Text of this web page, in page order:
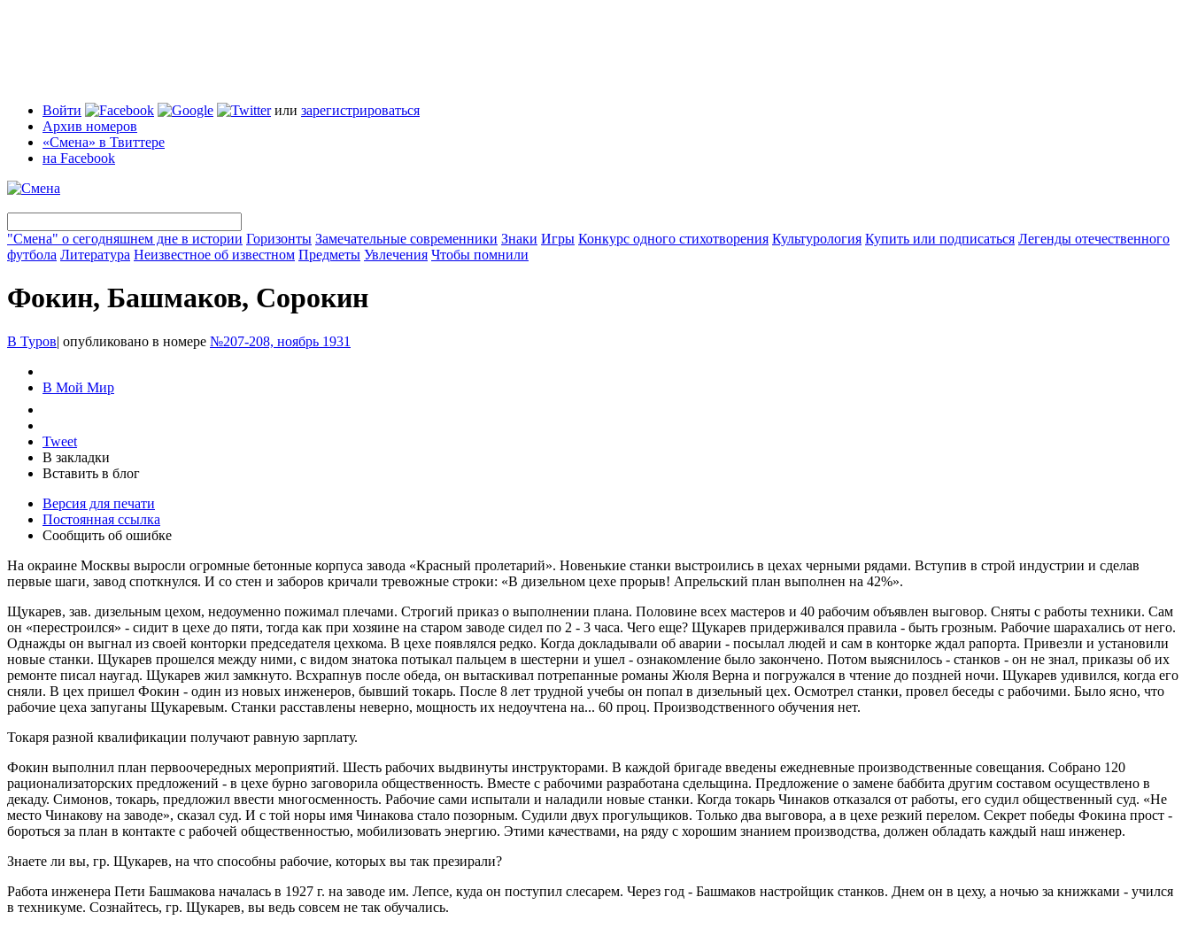
Войти или зарегистрироваться
Архив номеров
«Смена» в Твиттере
на Facebook
"Смена" о сегодняшнем дне в истории Горизонты Замечательные современники Знаки Игры Конкурс одного стихотворения Культурология Купить или подписаться Легенды отечественного
футбола Литература Неизвестное об известном Предметы Увлечения Чтобы помнили
Фокин, Башмаков, Сорокин
В Туров| опубликовано в номере №207-208, ноябрь 1931
В Мой Мир
Tweet
В закладки
Вставить в блог
Версия для печати
Постоянная ссылка
Сообщить об ошибке
На окраине Москвы выросли огромные бетонные корпуса завода «Красный пролетарий». Новенькие станки выстроились в цехах черными рядами. Вступив в строй индустрии и сделав
первые шаги, завод споткнулся. И со стен и заборов кричали тревожные строки: «В дизельном цехе прорыв! Апрельский план выполнен на 42%».
Щукарев, зав. дизельным цехом, недоуменно пожимал плечами. Строгий приказ о выполнении плана. Половине всех мастеров и 40 рабочим объявлен выговор. Сняты с работы техники. Сам
он «перестроился» - сидит в цехе до пяти, тогда как при хозяине на старом заводе сидел по 2 - 3 часа. Чего еще? Щукарев придерживался правила - быть грозным. Рабочие шарахались от него.
Однажды он выгнал из своей конторки председателя цехкома. В цехе появлялся редко. Когда докладывали об аварии - посылал людей и сам в конторке ждал рапорта. Привезли и установили
новые станки. Щукарев прошелся между ними, с видом знатока потыкал пальцем в шестерни и ушел - ознакомление было закончено. Потом выяснилось - станков - он не знал, приказы об их
ремонте писал наугад. Щукарев жил замкнуто. Всхрапнув после обеда, он вытаскивал потрепанные романы Жюля Верна и погружался в чтение до поздней ночи. Щукарев удивился, когда его
сняли. В цех пришел Фокин - один из новых инженеров, бывший токарь. После 8 лет трудной учебы он попал в дизельный цех. Осмотрел станки, провел беседы с рабочими. Было ясно, что
рабочие цеха запуганы Щукаревым. Станки расставлены неверно, мощность их недоучтена на... 60 проц. Производственного обучения нет.
Токаря разной квалификации получают равную зарплату.
Фокин выполнил план первоочередных мероприятий. Шесть рабочих выдвинуты инструкторами. В каждой бригаде введены ежедневные производственные совещания. Собрано 120
рационализаторских предложений - в цехе бурно заговорила общественность. Вместе с рабочими разработана сдельщина. Предложение о замене баббита другим составом осуществлено в
декаду. Симонов, токарь, предложил ввести многосменность. Рабочие сами испытали и наладили новые станки. Когда токарь Чинаков отказался от работы, его судил общественный суд. «Не
место Чинакову на заводе», сказал суд. И с той норы имя Чинакова стало позорным. Судили двух прогульщиков. Только два выговора, а в цехе резкий перелом. Секрет победы Фокина прост -
бороться за план в контакте с рабочей общественностью, мобилизовать энергию. Этими качествами, на ряду с хорошим знанием производства, должен обладать каждый наш инженер.
Знаете ли вы, гр. Щукарев, на что способны рабочие, которых вы так презирали?
Работа инженера Пети Башмакова началась в 1927 г. на заводе им. Лепсе, куда он поступил слесарем. Через год - Башмаков настройщик станков. Днем он в цеху, а ночью за книжками - учился
в техникуме. Сознайтесь, гр. Щукарев, вы ведь совсем не так обучались.